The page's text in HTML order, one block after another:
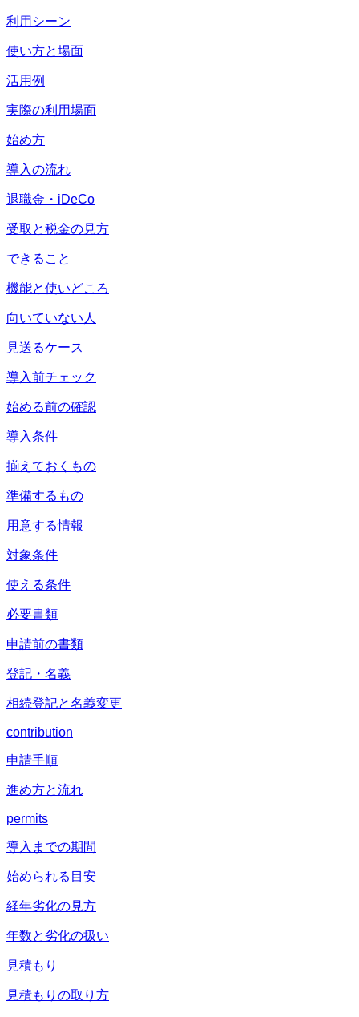
利用シーン
使い方と場面
活用例
実際の利用場面
始め方
導入の流れ
退職金・iDeCo
受取と税金の見方
できること
機能と使いどころ
向いていない人
見送るケース
導入前チェック
始める前の確認
導入条件
揃えておくもの
準備するもの
用意する情報
対象条件
使える条件
必要書類
申請前の書類
登記・名義
相続登記と名義変更
contribution
申請手順
進め方と流れ
permits
導入までの期間
始められる目安
経年劣化の見方
年数と劣化の扱い
見積もり
見積もりの取り方